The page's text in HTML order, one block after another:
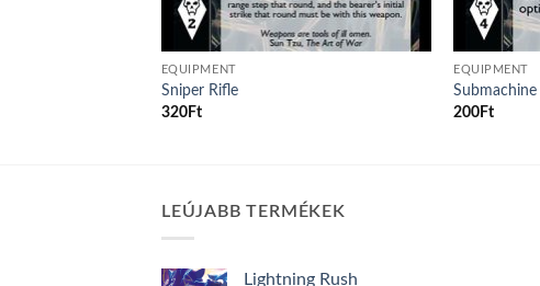
EQUIPMENT
Sniper Rifle
320Ft
EQUIPMENT
Submachine
200 Ft
LEÚJABB TERMÉKEK
Lightning Rush